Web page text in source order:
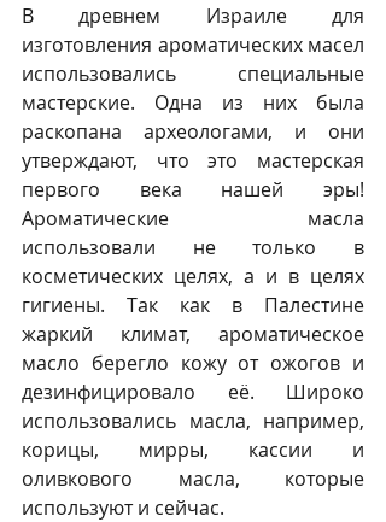
В древнем Израиле для
изготовления ароматических масел
использовались специальные
мастерские. Одна из них была
раскопана археологами, и они
утверждают, что это мастерская
первого века нашей эры!
Ароматические масла
использовали не только в
косметических целях, а и в целях
гигиены. Так как в Палестине
жаркий климат, ароматическое
масло берегло кожу от ожогов и
дезинфицировало её. Широко
использовались масла, например,
корицы, мирры, кассии и
оливкового масла, которые
используют и сейчас.